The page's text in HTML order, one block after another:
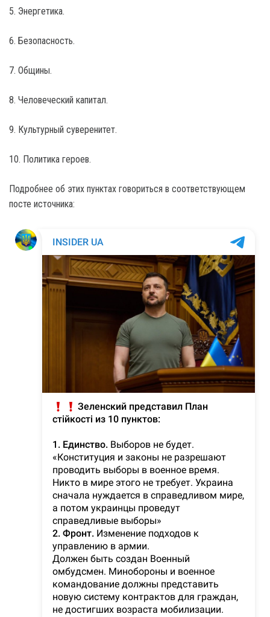
5. Энергетика.
6. Безопасность.
7. Общины.
8. Человеческий капитал.
9. Культурный суверенитет.
10. Политика героев.
Подробнее об этих пунктах говориться в соответствующем
посте источника: